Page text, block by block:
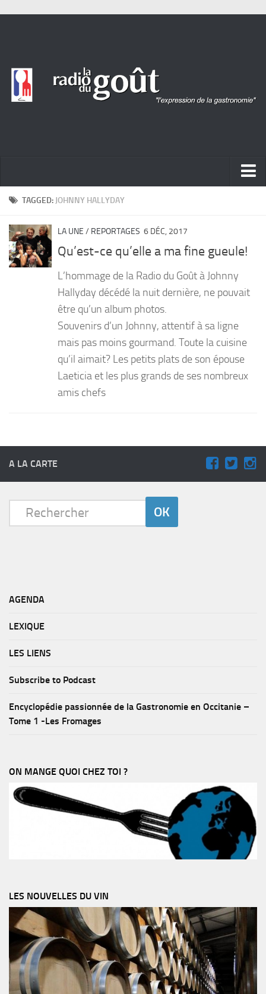
ACTUALITÉ
PORTRAITS
LIVRES
TAGGED:JOHNNY HALLYDAY
LA UNE / REPORTAGES 6 DÉC, 2017
Qu’est-ce qu’elle a ma fine gueule!
L’hommage de la Radio du Goût à Johnny
Hallyday décédé la nuit dernière, ne pouvait
être qu’un album photos.
Souvenirs d’un Johnny, attentif à sa ligne
mais pas moins gourmand. Toute la cuisine
qu’il aimait? Les petits plats de son épouse
Laeticia et les plus grands de ses nombreux
amis chefs
A LA CARTE
AGENDA
LEXIQUE
LES LIENS
Subscribe to Podcast
Encyclopédie passionnée de la Gastronomie en Occitanie –
Tome 1 -Les Fromages
ON MANGE QUOI CHEZ TOI ?
LES NOUVELLES DU VIN